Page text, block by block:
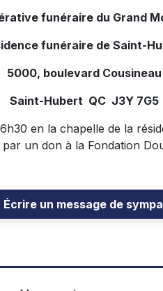
funéraire du Grand
funéraire de Saint-
5000, boulevard Cousineau
Saint-Hubert QC J3Y 7G5
en la chapelle de la
un don à la Fondation
Écrire un message de